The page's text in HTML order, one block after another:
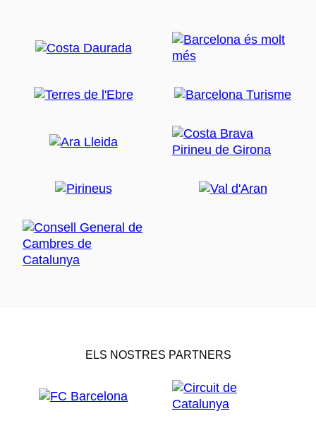
ELS NOSTRES PARTNERS